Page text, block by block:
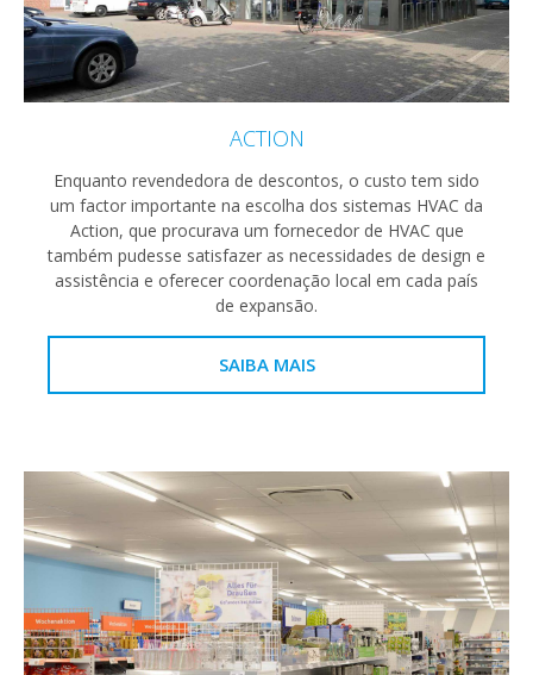
ACTION
Enquanto revendedora de descontos, o custo tem sido
um factor importante na escolha dos sistemas HVAC da
Action, que procurava um fornecedor de HVAC que
também pudesse satisfazer as necessidades de design e
assistência e oferecer coordenação local em cada país
de expansão.
SAIBA MAIS